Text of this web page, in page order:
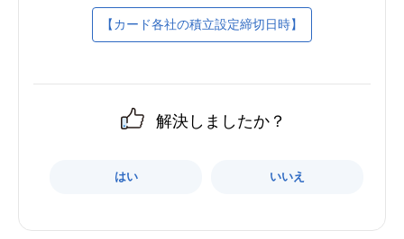
【カード各社の積立設定締切日時】
解決しましたか？
はい いいえ